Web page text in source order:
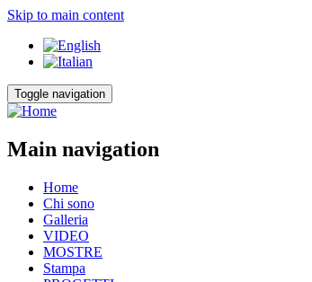
Skip to main content
Toggle navigation
Main navigation
Home
Chi sono
Galleria
VIDEO
MOSTRE
Stampa